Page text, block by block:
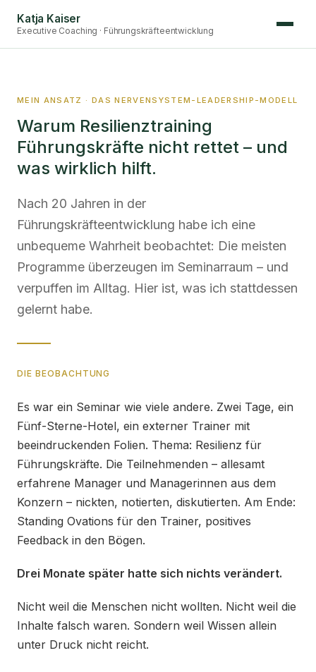
Katja Kaiser
Executive Coaching · Führungskräfteentwicklung
MEIN ANSATZ · DAS NERVENSYSTEM-LEADERSHIP-MODELL
Warum Resilienztraining
Führungskräfte nicht rettet – und
was wirklich hilft.
Nach 20 Jahren in der
Führungskräfteentwicklung habe ich eine
unbequeme Wahrheit beobachtet: Die meisten
Programme überzeugen im Seminarraum – und
verpuffen im Alltag. Hier ist, was ich stattdessen
gelernt habe.
DIE BEOBACHTUNG
Es war ein Seminar wie viele andere. Zwei Tage, ein
Fünf-Sterne-Hotel, ein externer Trainer mit
beeindruckenden Folien. Thema: Resilienz für
Führungskräfte. Die Teilnehmenden – allesamt
erfahrene Manager und Managerinnen aus dem
Konzern – nickten, notierten, diskutierten. Am Ende:
Standing Ovations für den Trainer, positives
Feedback in den Bögen.
Drei Monate später hatte sich nichts verändert.
Nicht weil die Menschen nicht wollten. Nicht weil die
Inhalte falsch waren. Sondern weil Wissen allein
unter Druck nicht reicht.